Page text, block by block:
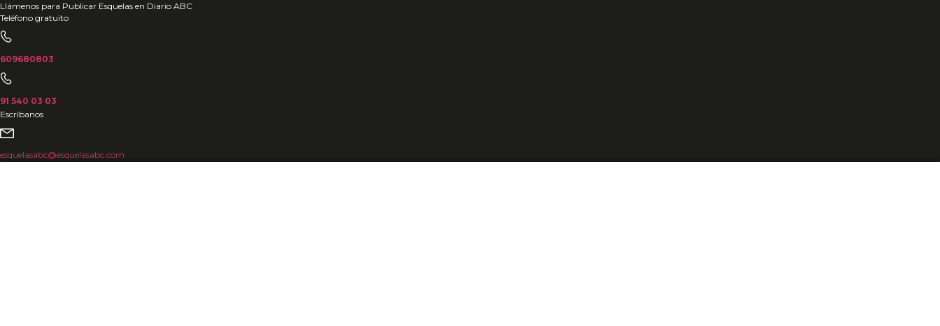
Ir
al
contenido
Llámenos para Publicar Esquelas en Diario ABC
Teléfono gratuito
609680803
91 540 03 03
Escríbanos
esquelasabc@esquelasabc.com